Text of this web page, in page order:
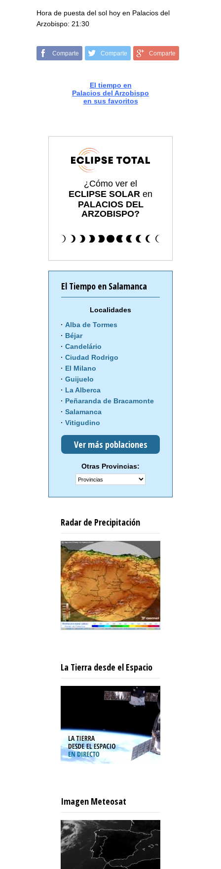
Hora de puesta del sol hoy en Palacios del
Arzobispo: 21:30
Comparte Comparte Comparte
El tiempo en
Palacios del Arzobispo
en sus favoritos
¿Cómo ver el
ECLIPSE SOLAR en
PALACIOS DEL
ARZOBISPO?
El Tiempo en Salamanca
Localidades
Alba de Tormes
Béjar
Candelário
Ciudad Rodrigo
El Milano
Guijuelo
La Alberca
Peñaranda de Bracamonte
Salamanca
Vitigudino
Ver más poblaciones
Otras Provincias:
Radar de Precipitación
La Tierra desde el Espacio
Imagen Meteosat